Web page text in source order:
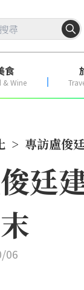
食
& Wine
> 專訪盧俊
廷
06